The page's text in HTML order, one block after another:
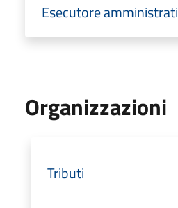
Esecutore
Organizzazioni
Tributi